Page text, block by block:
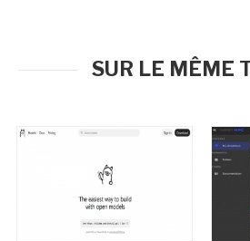
SUR LE MÊME